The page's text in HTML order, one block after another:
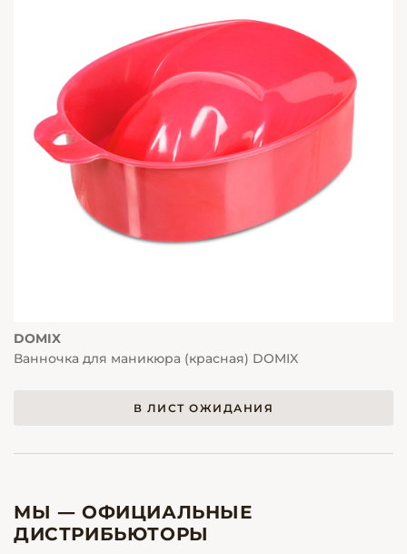
DOMIX
Ванночка для маникюра (красная) DOMIX
В ЛИСТ ОЖИДАНИЯ
МЫ — ОФИЦИАЛЬНЫЕ
ДИСТРИБЬЮТОРЫ